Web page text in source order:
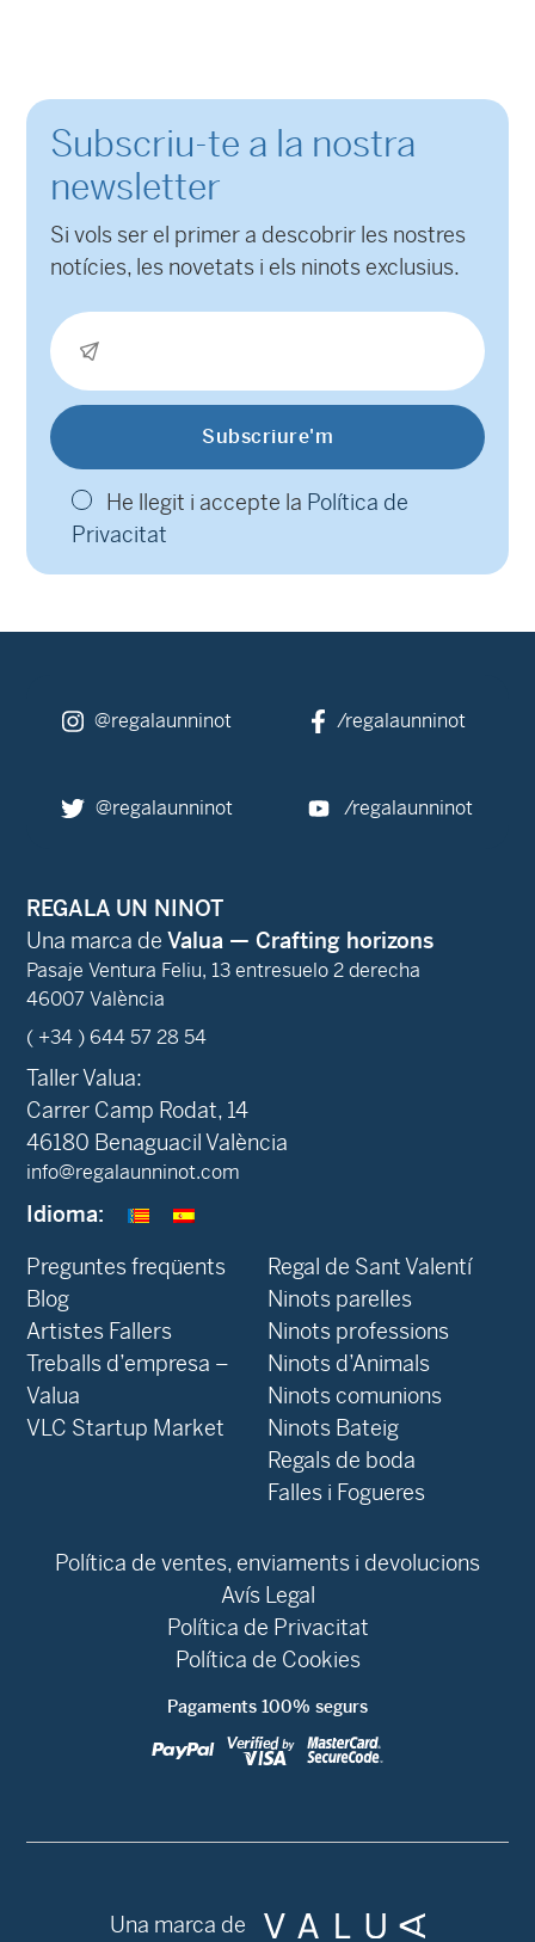
Subscriu-te a la nostra
newsletter
Si vols ser el primer a descobrir les nostres
notícies, les novetats i els ninots exclusius.
He llegit i accepte la Política de
Privacitat
@regalaunninot /regalaunninot
@regalaunninot /regalaunninot
REGALA UN NINOT
Una marca de Valua — Crafting horizons
Pasaje Ventura Feliu, 13 entresuelo 2 derecha
46007 València
( +34 ) 644 57 28 54
Taller Valua:
Carrer Camp Rodat, 14
46180 Benaguacil València
info@regalaunninot.com
Idioma:
Preguntes freqüents
Blog
‍Artistes Fallers
Treballs d’empresa –
Valua
VLC Startup Market
Regal de Sant Valentí
Ninots parelles
Ninots professions
Ninots d’Animals
Ninots comunions
Ninots Bateig
Regals de boda
Falles i Fogueres
Política de ventes, enviaments i devolucions
Avís Legal
Política de Privacitat
Política de Cookies
Pagaments 100% segurs
Una marca de